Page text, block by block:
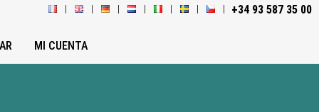
+34 93 587 35 00
MI CUENTA